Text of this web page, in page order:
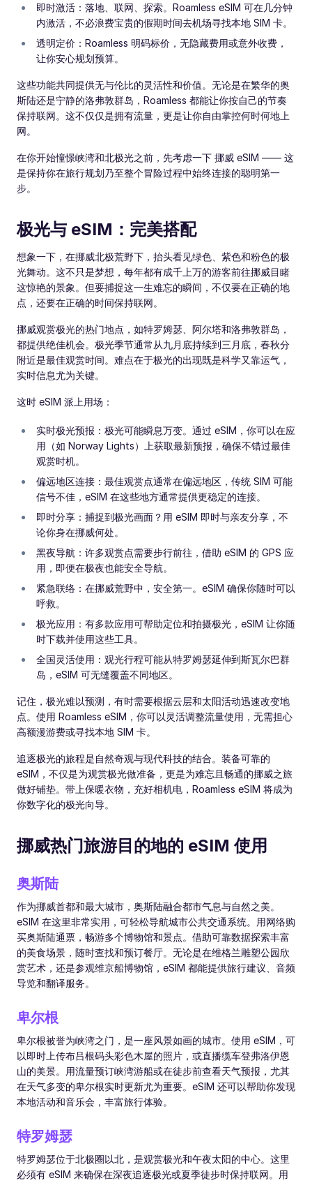
即时激活：落地、联网、探索。Roamless eSIM 可在几分钟
内激活，不必浪费宝贵的假期时间去机场寻找本地 SIM 卡。
透明定价：Roamless 明码标价，无隐藏费用或意外收费，
让你安心规划预算。
这些功能共同提供无与伦比的灵活性和价值。无论是在繁华的奥
斯陆还是宁静的洛弗敦群岛，Roamless 都能让你按自己的节奏
保持联网。这不仅仅是拥有流量，更是让你自由掌控何时何地上
网。
在你开始憧憬峡湾和北极光之前，先考虑一下 挪威 eSIM —— 这
是保持你在旅行规划乃至整个冒险过程中始终连接的聪明第一
步。
极光与 eSIM：完美搭配
想象一下，在挪威北极荒野下，抬头看见绿色、紫色和粉色的极
光舞动。这不只是梦想，每年都有成千上万的游客前往挪威目睹
这惊艳的景象。但要捕捉这一生难忘的瞬间，不仅要在正确的地
点，还要在正确的时间保持联网。
挪威观赏极光的热门地点，如特罗姆瑟、阿尔塔和洛弗敦群岛，
都提供绝佳机会。极光季节通常从九月底持续到三月底，春秋分
附近是最佳观赏时间。难点在于极光的出现既是科学又靠运气，
实时信息尤为关键。
这时 eSIM 派上用场：
实时极光预报：极光可能瞬息万变。通过 eSIM，你可以在应
用（如 Norway Lights）上获取最新预报，确保不错过最佳
观赏时机。
偏远地区连接：最佳观赏点通常在偏远地区，传统 SIM 可能
信号不佳，eSIM 在这些地方通常提供更稳定的连接。
即时分享：捕捉到极光画面？用 eSIM 即时与亲友分享，不
论你身在挪威何处。
黑夜导航：许多观赏点需要步行前往，借助 eSIM 的 GPS 应
用，即便在极夜也能安全导航。
紧急联络：在挪威荒野中，安全第一。eSIM 确保你随时可以
呼救。
极光应用：有多款应用可帮助定位和拍摄极光，eSIM 让你随
时下载并使用这些工具。
全国灵活使用：观光行程可能从特罗姆瑟延伸到斯瓦尔巴群
岛，eSIM 可无缝覆盖不同地区。
记住，极光难以预测，有时需要根据云层和太阳活动迅速改变地
点。使用 Roamless eSIM，你可以灵活调整流量使用，无需担心
高额漫游费或寻找本地 SIM 卡。
追逐极光的旅程是自然奇观与现代科技的结合。装备可靠的
eSIM，不仅是为观赏极光做准备，更是为难忘且畅通的挪威之旅
做好铺垫。带上保暖衣物，充好相机电，Roamless eSIM 将成为
你数字化的极光向导。
挪威热门旅游目的地的 eSIM 使用
奥斯陆
作为挪威首都和最大城市，奥斯陆融合都市气息与自然之美。
eSIM 在这里非常实用，可轻松导航城市公共交通系统。用网络购
买奥斯陆通票，畅游多个博物馆和景点。借助可靠数据探索丰富
的美食场景，随时查找和预订餐厅。无论是在维格兰雕塑公园欣
赏艺术，还是参观维京船博物馆，eSIM 都能提供旅行建议、音频
导览和翻译服务。
卑尔根
卑尔根被誉为峡湾之门，是一座风景如画的城市。使用 eSIM，可
以即时上传布吕根码头彩色木屋的照片，或直播缆车登弗洛伊恩
山的美景。用流量预订峡湾游船或在徒步前查看天气预报，尤其
在天气多变的卑尔根实时更新尤为重要。eSIM 还可以帮助你发现
本地活动和音乐会，丰富旅行体验。
特罗姆瑟
特罗姆瑟位于北极圈以北，是观赏极光和午夜太阳的中心。这里
必须有 eSIM 来确保在深夜追逐极光或夏季徒步时保持联网。用